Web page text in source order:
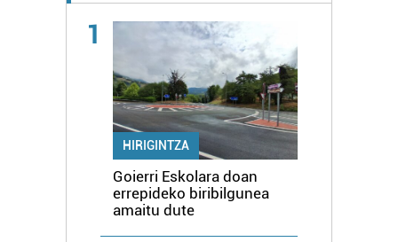
1
HIRIGINTZA
Goierri Eskolara doan
errepideko biribilgunea
amaitu dute